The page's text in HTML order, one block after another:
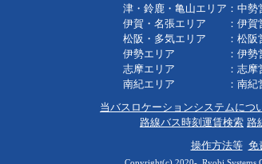
津・鈴鹿・亀山エリア：中
伊賀・名張エリア ：伊賀
松阪・多気エリア ：松阪
伊勢エリア ：伊勢営
志摩エリア ：志摩営
南紀エリア ：南紀営
当バスロケーションシステムにつ
路線バス時刻運賃検索 路
操作方法等 免